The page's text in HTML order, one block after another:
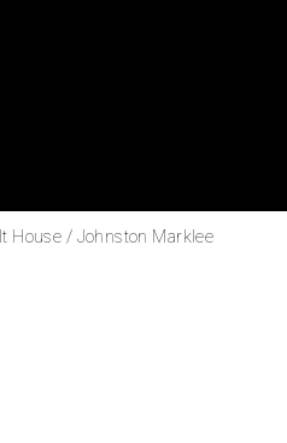
House / Johnston Marklee